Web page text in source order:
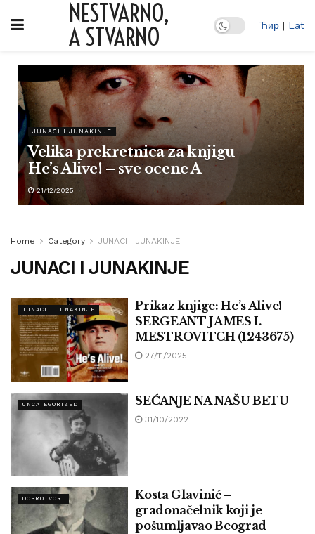
NESTVARNO,
A STVARNO Ћир | Lat
JUNACI I JUNAKINJE
Velika prekretnica za knjigu
He’s Alive! – sve ocene A
21/12/2025
Home Category JUNACI I JUNAKINJE
JUNACI I JUNAKINJE
JUNACI I JUNAKINJE
Prikaz knjige: He’s Alive!
SERGEANT JAMES I.
MESTROVITCH (1243675)
27/11/2025
UNCATEGORIZED SEĆANJE NA NAŠU BETU
31/10/2022
DOBROTVORI
Kosta Glavinić –
gradonačelnik koji je
pošumljavao Beograd